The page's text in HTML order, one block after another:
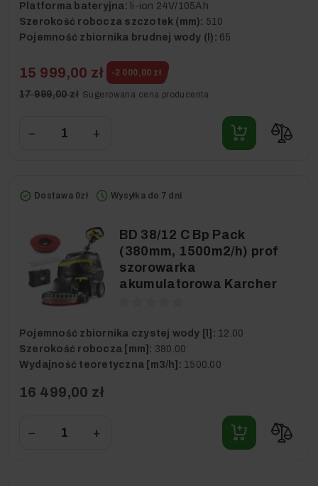
Platforma bateryjna: li-ion 24V/105Ah
Szerokość robocza szczotek (mm): 510
Pojemność zbiornika brudnej wody (l): 65
15 999,00 zł -2 000,00 zł
17 999,00 zł Sugerowana cena producenta
− +
Dostawa 0zł Wysyłka do 7 dni
BD 38/12 C Bp Pack
(380mm, 1500m2/h) prof
szorowarka
akumulatorowa Karcher
Pojemność zbiornika czystej wody [l]: 12.00
Szerokość robocza [mm]: 380.00
Wydajność teoretyczna [m3/h]: 1500.00
16 499,00 zł
− +